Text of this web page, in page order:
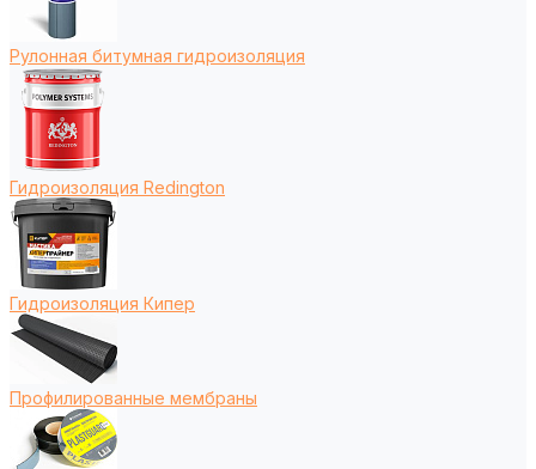
Рулонная битумная гидроизоляция
Гидроизоляция Redington
Гидроизоляция Кипер
Профилированные мембраны